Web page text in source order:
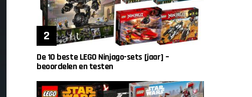
De 10 beste LEGO Ninjago-sets [jaar] –
beoordelen en testen